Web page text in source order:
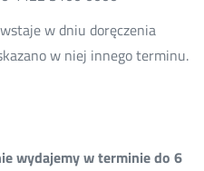
w dniu doręczenia
w niej innego terminu.
wydajemy w terminie do 6